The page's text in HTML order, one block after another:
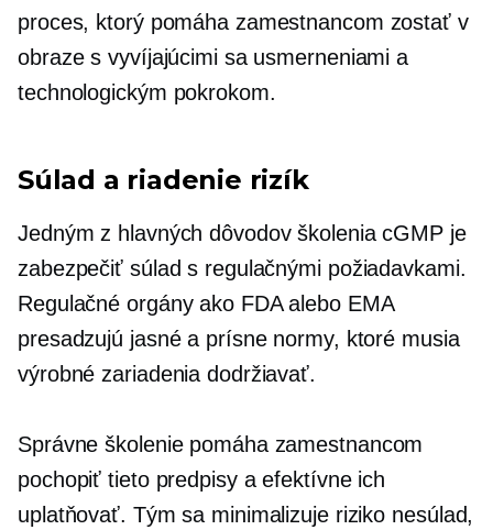
proces, ktorý pomáha zamestnancom zostať v
obraze s vyvíjajúcimi sa usmerneniami a
technologickým pokrokom.
Súlad a riadenie rizík
Jedným z hlavných dôvodov školenia cGMP je
zabezpečiť súlad s regulačnými požiadavkami.
Regulačné orgány ako FDA alebo EMA
presadzujú jasné a prísne normy, ktoré musia
výrobné zariadenia dodržiavať.
Správne školenie pomáha zamestnancom
pochopiť tieto predpisy a efektívne ich
uplatňovať. Tým sa minimalizuje riziko nesúlad,